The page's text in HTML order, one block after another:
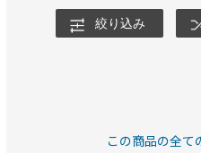
絞り込み
この商品の全て